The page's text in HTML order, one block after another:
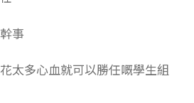
事
太多心血就可以勝任嘅學生組